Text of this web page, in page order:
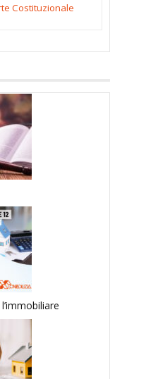
Costituzionale